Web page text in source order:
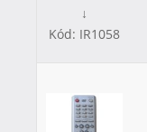
↓
Kód: IR1058